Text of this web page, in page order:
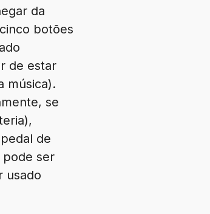
da
botões
de estar
música).
se
de
pode ser
usado